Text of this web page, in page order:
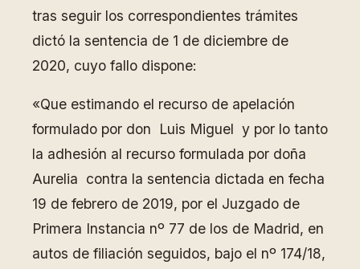
tras seguir los correspondientes trámites
dictó la sentencia de 1 de diciembre de
2020, cuyo fallo dispone:
«Que estimando el recurso de apelación
formulado por don Luis Miguel y por lo tanto
la adhesión al recurso formulada por doña
Aurelia contra la sentencia dictada en fecha
19 de febrero de 2019, por el Juzgado de
Primera Instancia nº 77 de los de Madrid, en
autos de filiación seguidos, bajo el nº 174/18,